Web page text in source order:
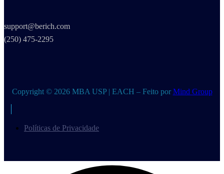
support@berich.com
(250) 475-2295
Copyright © 2026 MBA USP | EACH – Feito por Mind Group
Políticas de Privacidade